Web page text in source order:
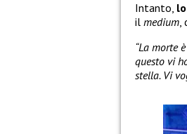
Intanto,
il medium,
“La morte
questo vi
stella. Vi